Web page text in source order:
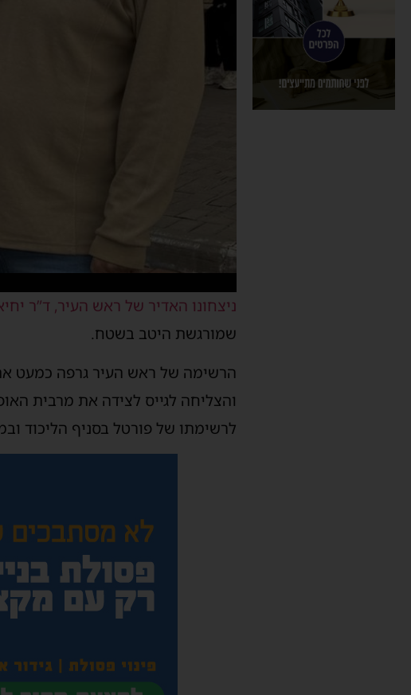
ניצחונו האדיר של ראש העיר, ד”ר
שמורגשת היטב בשטח.
הרשימה של ראש העיר גרפה כמעט
והצליחה לגייס לצידה את מרבית
לרשימתו של פורטל בסניף הליכוד